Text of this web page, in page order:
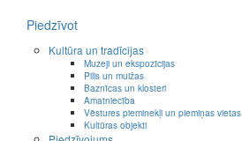
Piedzīvot
Kultūra un tradīcijas
Muzeji un ekspozīcijas
Pilis un muižas
Baznīcas un klosteri
Amatniecība
Vēstures pieminekļi un piemiņas vietas
Kultūras objekti